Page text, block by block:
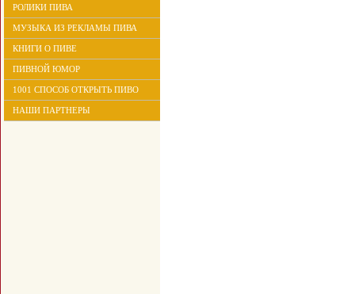
РОЛИКИ ПИВА
МУЗЫКА ИЗ РЕКЛАМЫ ПИВА
КНИГИ О ПИВЕ
ПИВНОЙ ЮМОР
1001 СПОСОБ ОТКРЫТЬ ПИВО
НАШИ ПАРТНЕРЫ